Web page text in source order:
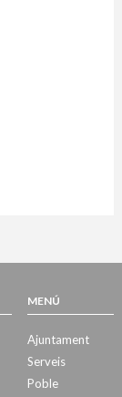
MENÚ
Ajuntament
Serveis
Poble